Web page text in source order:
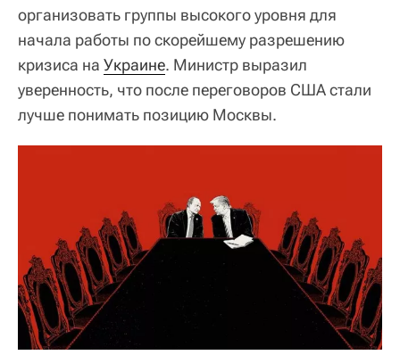
организовать группы высокого уровня для
начала работы по скорейшему разрешению
кризиса на Украине. Министр выразил
уверенность, что после переговоров США стали
лучше понимать позицию Москвы.